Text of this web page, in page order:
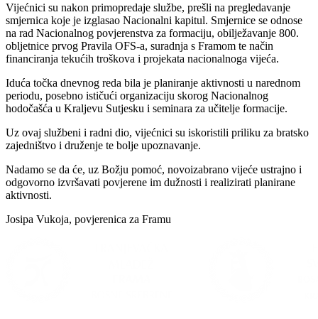
Vijećnici su nakon primopredaje službe, prešli na pregledavanje
smjernica koje je izglasao Nacionalni kapitul. Smjernice se odnose
na rad Nacionalnog povjerenstva za formaciju, obilježavanje 800.
obljetnice prvog Pravila OFS-a, suradnja s Framom te način
financiranja tekućih troškova i projekata nacionalnoga vijeća.
Iduća točka dnevnog reda bila je planiranje aktivnosti u narednom
periodu, posebno ističući organizaciju skorog Nacionalnog
hodočašća u Kraljevu Sutjesku i seminara za učitelje formacije.
Uz ovaj službeni i radni dio, vijećnici su iskoristili priliku za bratsko
zajedništvo i druženje te bolje upoznavanje.
Nadamo se da će, uz Božju pomoć, novoizabrano vijeće ustrajno i
odgovorno izvršavati povjerene im dužnosti i realizirati planirane
aktivnosti.
Josipa Vukoja, povjerenica za Framu